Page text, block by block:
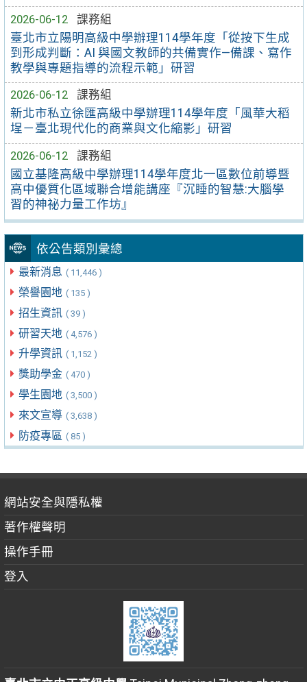
2026-06-12
課務組
臺北市立陽明高級中學辦理114學年度「從按下生成
到形成判斷：AI 與國文教師的共備實作—備課、寫作
教學與專題指導的流程示範」研習
2026-06-12
課務組
新北市私立徐匯高級中學辦理114學年度「風華大稻
埕－臺北現代化的商業與文化縮影」研習
2026-06-12
課務組
國立基隆高級中學辦理114學年度北一區數位前導暨
高中優質化區域聯合增能講座『沉睡的智慧:大腦學
習的神祕力量工作坊』
依公告類別彙總
最新消息 ( 11,446 )
榮譽園地 ( 135 )
招生資訊 ( 39 )
研習天地 ( 4,576 )
升學資訊 ( 1,152 )
獎助學金 ( 470 )
學生園地 ( 3,500 )
來文宣導 ( 3,638 )
防疫專區 ( 85 )
網站安全與隱私權
著作權聲明
操作手冊
登入